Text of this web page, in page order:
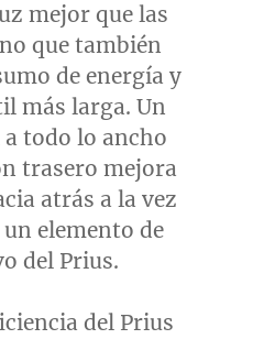
mejor que las
que también
de energía y
más larga. Un
todo lo ancho
trasero mejora
atrás a la vez
elemento de
del Prius.
del Prius